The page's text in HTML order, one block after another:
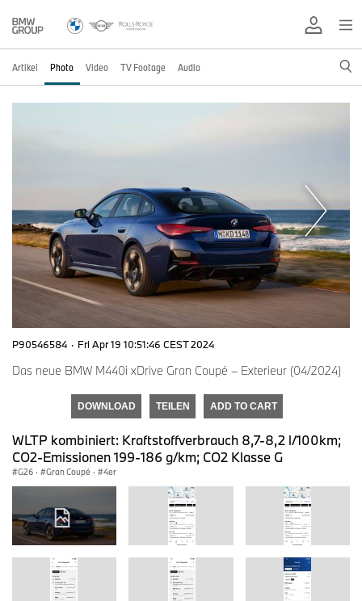
Artikel Photo Video TV Footage Audio
P90546584 · Fri Apr 19 10:51:46 CEST 2024
Das neue BMW M440i xDrive Gran Coupé – Exterieur (04/2024)
DOWNLOAD TEILEN ADD TO CART
WLTP kombiniert: Kraftstoffverbrauch 8,7-8,2 l/100km;
CO2-Emissionen 199-186 g/km; CO2 Klasse G
G26 · Gran Coupé · 4er